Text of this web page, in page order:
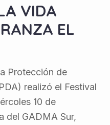
VIDA
EL
Protección de
realizó el Festival
10 de
del GADMA Sur,